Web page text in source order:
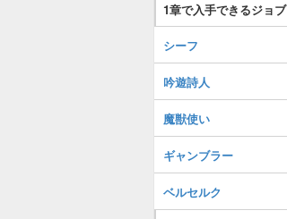
1章で入手できるジョブ
シーフ
吟遊詩人
魔獣使い
ギャンブラー
ベルセルク